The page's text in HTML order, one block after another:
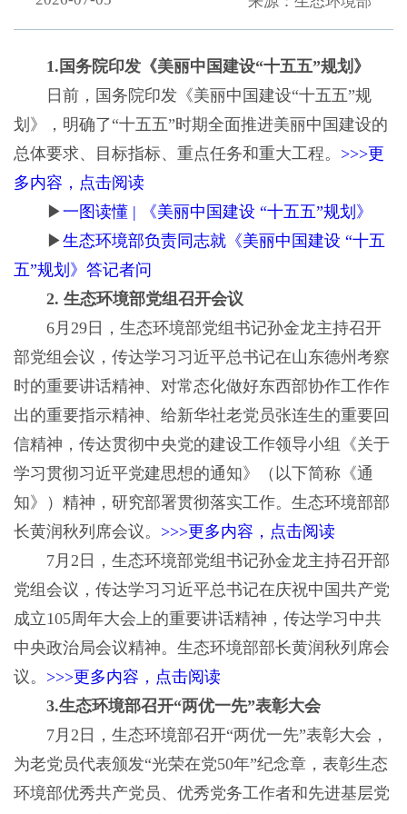
1.国务院印发《美丽中国建设“十五五”规划》
日前，国务院印发《美丽中国建设“十五五”规
划》，明确了“十五五”时期全面推进美丽中国建设的
总体要求、目标指标、重点任务和重大工程。 >>>更
多内容，点击阅读
▶一图读懂 | 《美丽中国建设 “十五五”规划》
▶生态环境部负责同志就《美丽中国建设 “十五
五”规划》答记者问
2. 生态环境部党组召开会议
6月29日，生态环境部党组书记孙金龙主持召开
部党组会议，传达学习习近平总书记在山东德州考察
时的重要讲话精神、对常态化做好东西部协作工作作
出的重要指示精神、给新华社老党员张连生的重要回
信精神，传达贯彻中央党的建设工作领导小组《关于
学习贯彻习近平党建思想的通知》（以下简称《通
知》）精神，研究部署贯彻落实工作。生态环境部部
长黄润秋列席会议。 >>>更多内容，点击阅读
7月2日，生态环境部党组书记孙金龙主持召开部
党组会议，传达学习习近平总书记在庆祝中国共产党
成立105周年大会上的重要讲话精神，传达学习中共
中央政治局会议精神。生态环境部部长黄润秋列席会
议。 >>>更多内容，点击阅读
3.生态环境部召开“两优一先”表彰大会
7月2日，生态环境部召开“两优一先”表彰大会，
为老党员代表颁发“光荣在党50年”纪念章，表彰生态
环境部优秀共产党员、优秀党务工作者和先进基层党